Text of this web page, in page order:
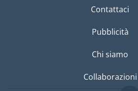
Contattaci
Pubblicità
Chi siamo
Collaborazioni